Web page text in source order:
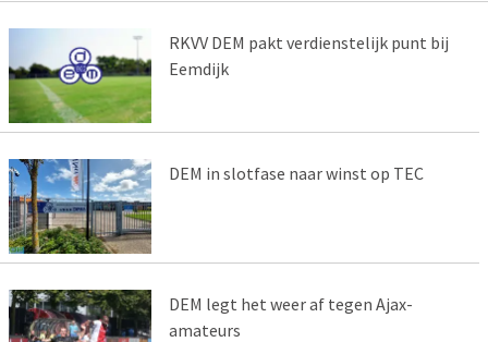
RKVV DEM pakt verdienstelijk punt bij
Eemdijk
DEM in slotfase naar winst op TEC
DEM legt het weer af tegen Ajax-
amateurs